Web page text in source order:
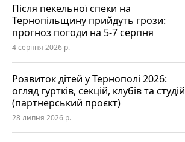
Після пекельної спеки на
Тернопільщину прийдуть грози:
прогноз погоди на 5-7 серпня
4 серпня 2026 р.
Розвиток дітей у Тернополі 2026:
огляд гуртків, секцій, клубів та студій
(партнерський проєкт)
28 липня 2026 р.